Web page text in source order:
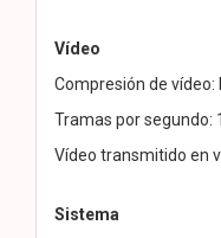
Vídeo
Compresión de vídeo:
Tramas por segundo:
Vídeo transmitido en
Sistema